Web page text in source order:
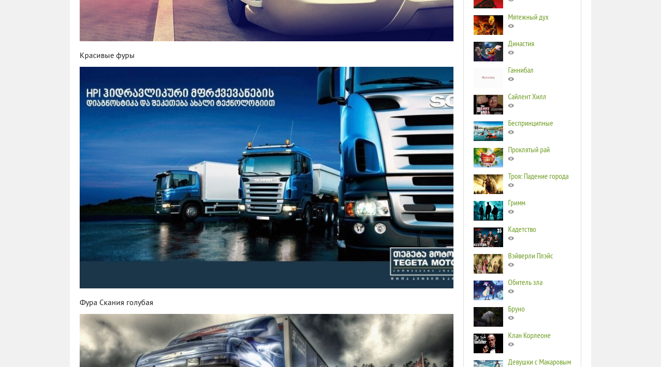
Красивые фуры
Фура Скания голубая
Мятежный дух
Династия
Ганнибал
Сайлент Хилл
Беспринципные
Проклятый рай
Троя: Падение города
Гримм
Кадетство
Вэйверли Плэйс
Обитель зла
Бруно
Клан Корлеоне
Девушки с Макаровым